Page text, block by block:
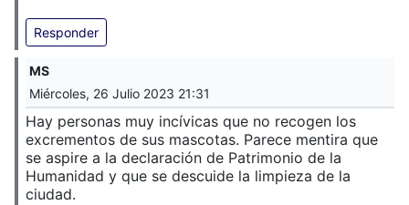
Responder
MS
Miércoles, 26 Julio 2023 21:31
Hay personas muy incívicas que no recogen los
excrementos de sus mascotas. Parece mentira que
se aspire a la declaración de Patrimonio de la
Humanidad y que se descuide la limpieza de la
ciudad.